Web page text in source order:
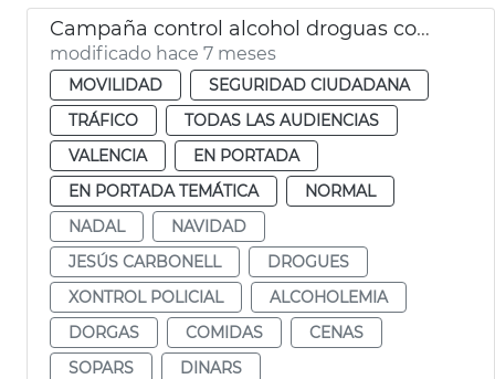
Campaña control alcohol droguas comidas empresa Navidad
modificado hace 7 meses
MOVILIDAD
SEGURIDAD CIUDADANA
TRÁFICO
TODAS LAS AUDIENCIAS
VALENCIA
EN PORTADA
EN PORTADA TEMÁTICA
NORMAL
NADAL
NAVIDAD
JESÚS CARBONELL
DROGUES
XONTROL POLICIAL
ALCOHOLEMIA
DORGAS
COMIDAS
CENAS
SOPARS
DINARS